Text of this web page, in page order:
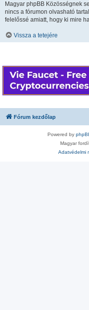
Magyar phpBB Közösségnek
nincs a fórumon olvasható
felelőssé amiatt, hogy ki mire
Vissza a tetejére
Fórum kezdőlap
Powered by
Magyar
Adatvédelmi